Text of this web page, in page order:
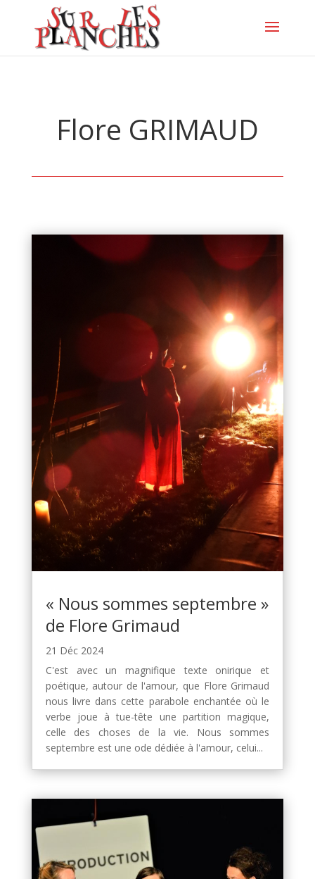
Flore GRIMAUD
« Nous sommes septembre »
de Flore Grimaud
21 Déc 2024
C'est avec un magnifique texte onirique et
poétique, autour de l'amour, que Flore Grimaud
nous livre dans cette parabole enchantée où le
verbe joue à tue-tête une partition magique,
celle des choses de la vie. Nous sommes
septembre est une ode dédiée à l'amour, celui...